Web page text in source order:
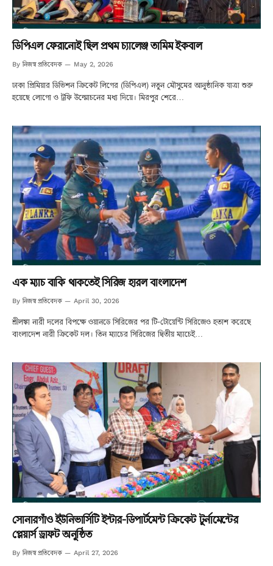
ডিপিএল ফেরানোই ছিল প্রথম চ্যালেঞ্জ তামিম ইকবাল
By নিজস্ব প্রতিবেদক May 2, 2026
ঢাকা প্রিমিয়ার ডিভিশন ক্রিকেট লিগের (ডিপিএল) নতুন মৌসুমের আনুষ্ঠানিক যাত্রা শুরু
হয়েছে লোগো ও ট্রফি উন্মোচনের মধ্য দিয়ে। মিরপুর শেরে…
এক ম্যাচ বাকি থাকতেই সিরিজ হারল বাংলাদেশ
By নিজস্ব প্রতিবেদক April 30, 2026
শ্রীলঙ্কা নারী দলের বিপক্ষে ওয়ানডে সিরিজের পর টি-টোয়েন্টি সিরিজেও হতাশ করেছে
বাংলাদেশ নারী ক্রিকেট দল। তিন ম্যাচের সিরিজের দ্বিতীয় ম্যাচেই…
সোনারগাঁও ইউনিভার্সিটি ইন্টার-ডিপার্টমেন্ট ক্রিকেট টুর্নামেন্টের
প্লেয়ার্স ড্রাফট অনুষ্ঠিত
By নিজস্ব প্রতিবেদক April 27, 2026